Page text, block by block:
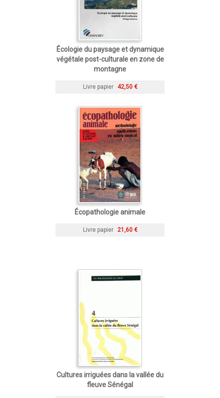
Écologie du paysage et dynamique
végétale post-culturale en zone de
montagne
Livre papier 42,50 €
Écopathologie animale
Livre papier 21,60 €
Cultures irriguées dans la vallée du
fleuve Sénégal